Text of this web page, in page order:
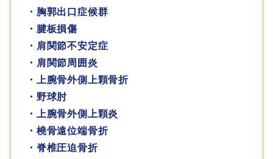
・胸郭出口症候群
・腱板損傷
・肩関節不安定症
・肩関節周囲炎
・上腕骨外側上顆骨折
・野球肘
・上腕骨外側上顆炎
・橈骨遠位端骨折
・脊椎圧迫骨折